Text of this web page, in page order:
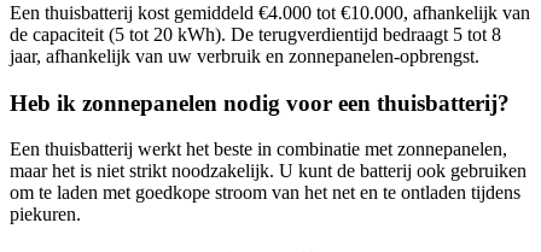
Een thuisbatterij kost gemiddeld €4.000 tot €10.000, afhankelijk van
de capaciteit (5 tot 20 kWh). De terugverdientijd bedraagt 5 tot 8
jaar, afhankelijk van uw verbruik en zonnepanelen-opbrengst.
Heb ik zonnepanelen nodig voor een thuisbatterij?
Een thuisbatterij werkt het beste in combinatie met zonnepanelen,
maar het is niet strikt noodzakelijk. U kunt de batterij ook gebruiken
om te laden met goedkope stroom van het net en te ontladen tijdens
piekuren.